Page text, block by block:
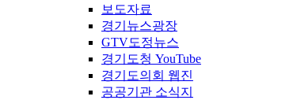
보도자료
경기뉴스광장
GTV도정뉴스
경기도청 YouTube
경기도의회 웹진
공공기관 소식지